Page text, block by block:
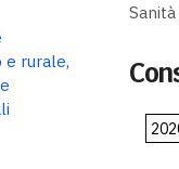
e rurale,